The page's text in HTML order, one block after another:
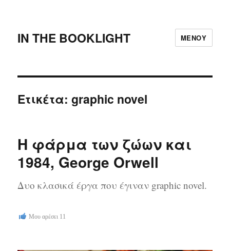
IN THE BOOKLIGHT ΜΕΝΟΎ
Ετικέτα:graphic novel
Η φάρμα των ζώων και
1984, George Orwell
Δυο κλασικά έργα που έγιναν graphic novel.
Μου αρέσει 11